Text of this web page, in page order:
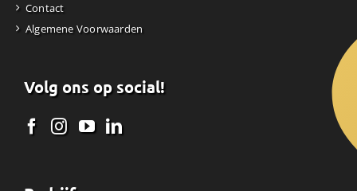
Contact
Algemene Voorwaarden
Volg ons op social!